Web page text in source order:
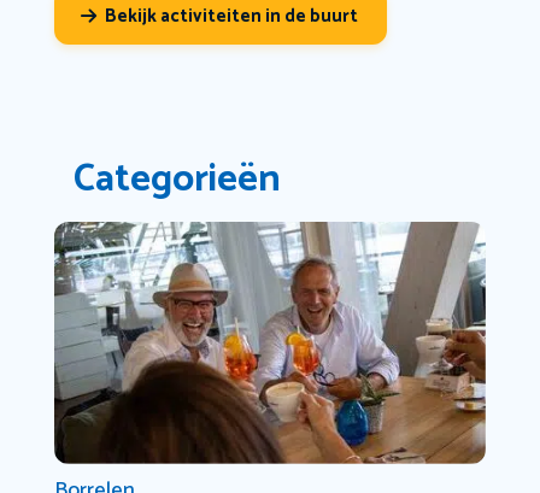
Bekijk activiteiten in de buurt
Categorieën